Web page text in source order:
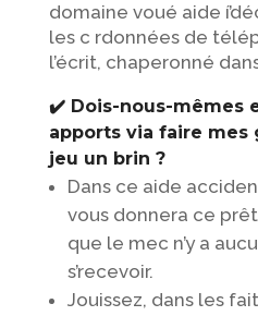
domaine voué aide
les c rdonnées de
l’écrit, chaperonné
✔️ Dois-nous-mêmes
apports via faire mes
jeu un brin ?
Dans ce aide
vous donnera ce
que le mec n’y a
s’recevoir.
Jouissez, dans les